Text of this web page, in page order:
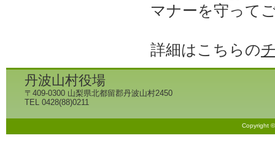
マナーを守って
詳細はこちらの
丹波山村役場
〒409-0300 山梨県北都留郡丹波山村2450
TEL 0428(88)0211
Copyright